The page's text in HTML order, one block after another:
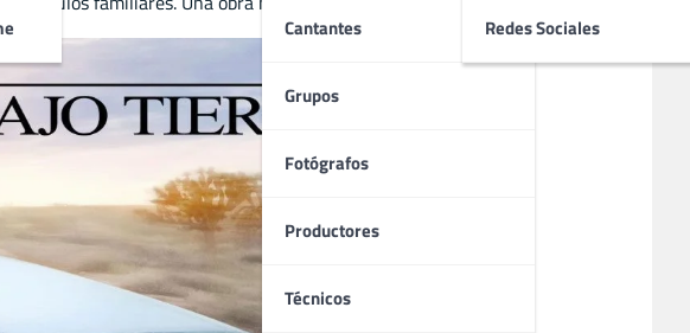
Cantantes
Grupos
Fotógrafos
Productores
Técnicos
Redes Sociales